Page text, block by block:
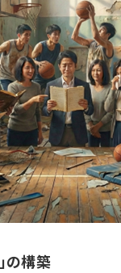
の構築